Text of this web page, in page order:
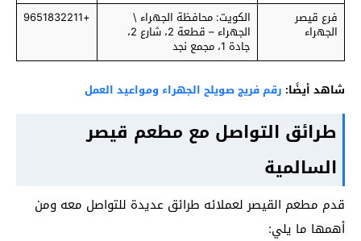
فرع قيصر
الجهراء
الكويت: محافظة الجهراء \
الجهراء – قطعة 2، شارع 2،
جادة 1، مجمع نجد
+9651832211
شاهد أيضًا: رقم فريج صويلح الجهراء ومواعيد العمل
طرائق التواصل مع مطعم قيصر
السالمية
قدم مطعم القيصر لعملائه طرائق عديدة للتواصل معه ومن
أهمها ما يلي: